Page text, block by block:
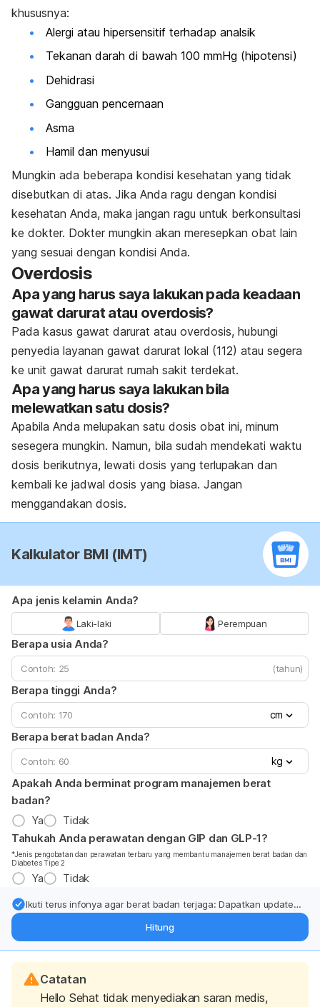
khususnya:
Alergi atau hipersensitif terhadap analsik
Tekanan darah di bawah 100 mmHg (hipotensi)
Dehidrasi
Gangguan pencernaan
Asma
Hamil dan menyusui
Mungkin ada beberapa kondisi kesehatan yang tidak
disebutkan di atas. Jika Anda ragu dengan kondisi
kesehatan Anda, maka jangan ragu untuk berkonsultasi
ke dokter. Dokter mungkin akan meresepkan obat lain
yang sesuai dengan kondisi Anda.
Overdosis
Apa yang harus saya lakukan pada keadaan
gawat darurat atau overdosis?
Pada kasus gawat darurat atau overdosis, hubungi
penyedia layanan gawat darurat lokal (112) atau segera
ke unit gawat darurat rumah sakit terdekat.
Apa yang harus saya lakukan bila
melewatkan satu dosis?
Apabila Anda melupakan satu dosis obat ini, minum
sesegera mungkin. Namun, bila sudah mendekati waktu
dosis berikutnya, lewati dosis yang terlupakan dan
kembali ke jadwal dosis yang biasa. Jangan
menggandakan dosis.
Kalkulator BMI (IMT)
Apa jenis kelamin Anda?
Laki-laki Perempuan
Berapa usia Anda?
(tahun)
Berapa tinggi Anda?
cm
Berapa berat badan Anda?
kg
Apakah Anda berminat program manajemen berat
badan?
Ya
Tidak
Tahukah Anda perawatan dengan GIP dan GLP-1?
*Jenis pengobatan dan perawatan terbaru yang membantu manajemen berat badan dan
Diabetes Tipe 2
Ya Tidak
Ikuti terus infonya agar berat badan terjaga: Dapatkan update
Hitung
Catatan
Hello Sehat tidak menyediakan saran medis,